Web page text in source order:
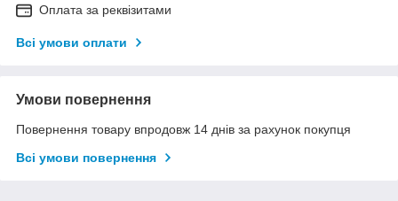
Оплата за реквізитами
Всі умови оплати
Умови повернення
Повернення товару впродовж 14 днів за рахунок покупця
Всі умови повернення